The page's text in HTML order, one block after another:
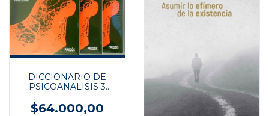
DICCIONARIO DE
PSICOANALISIS 3
$64.000,00